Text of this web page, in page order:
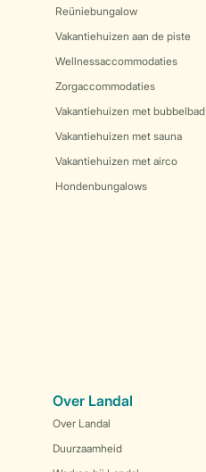
Reüniebungalow
Vakantiehuizen aan de piste
Wellnessaccommodaties
Zorgaccommodaties
Vakantiehuizen met bubbelbad
Vakantiehuizen met sauna
Vakantiehuizen met airco
Hondenbungalows
Over Landal
Over Landal
Duurzaamheid